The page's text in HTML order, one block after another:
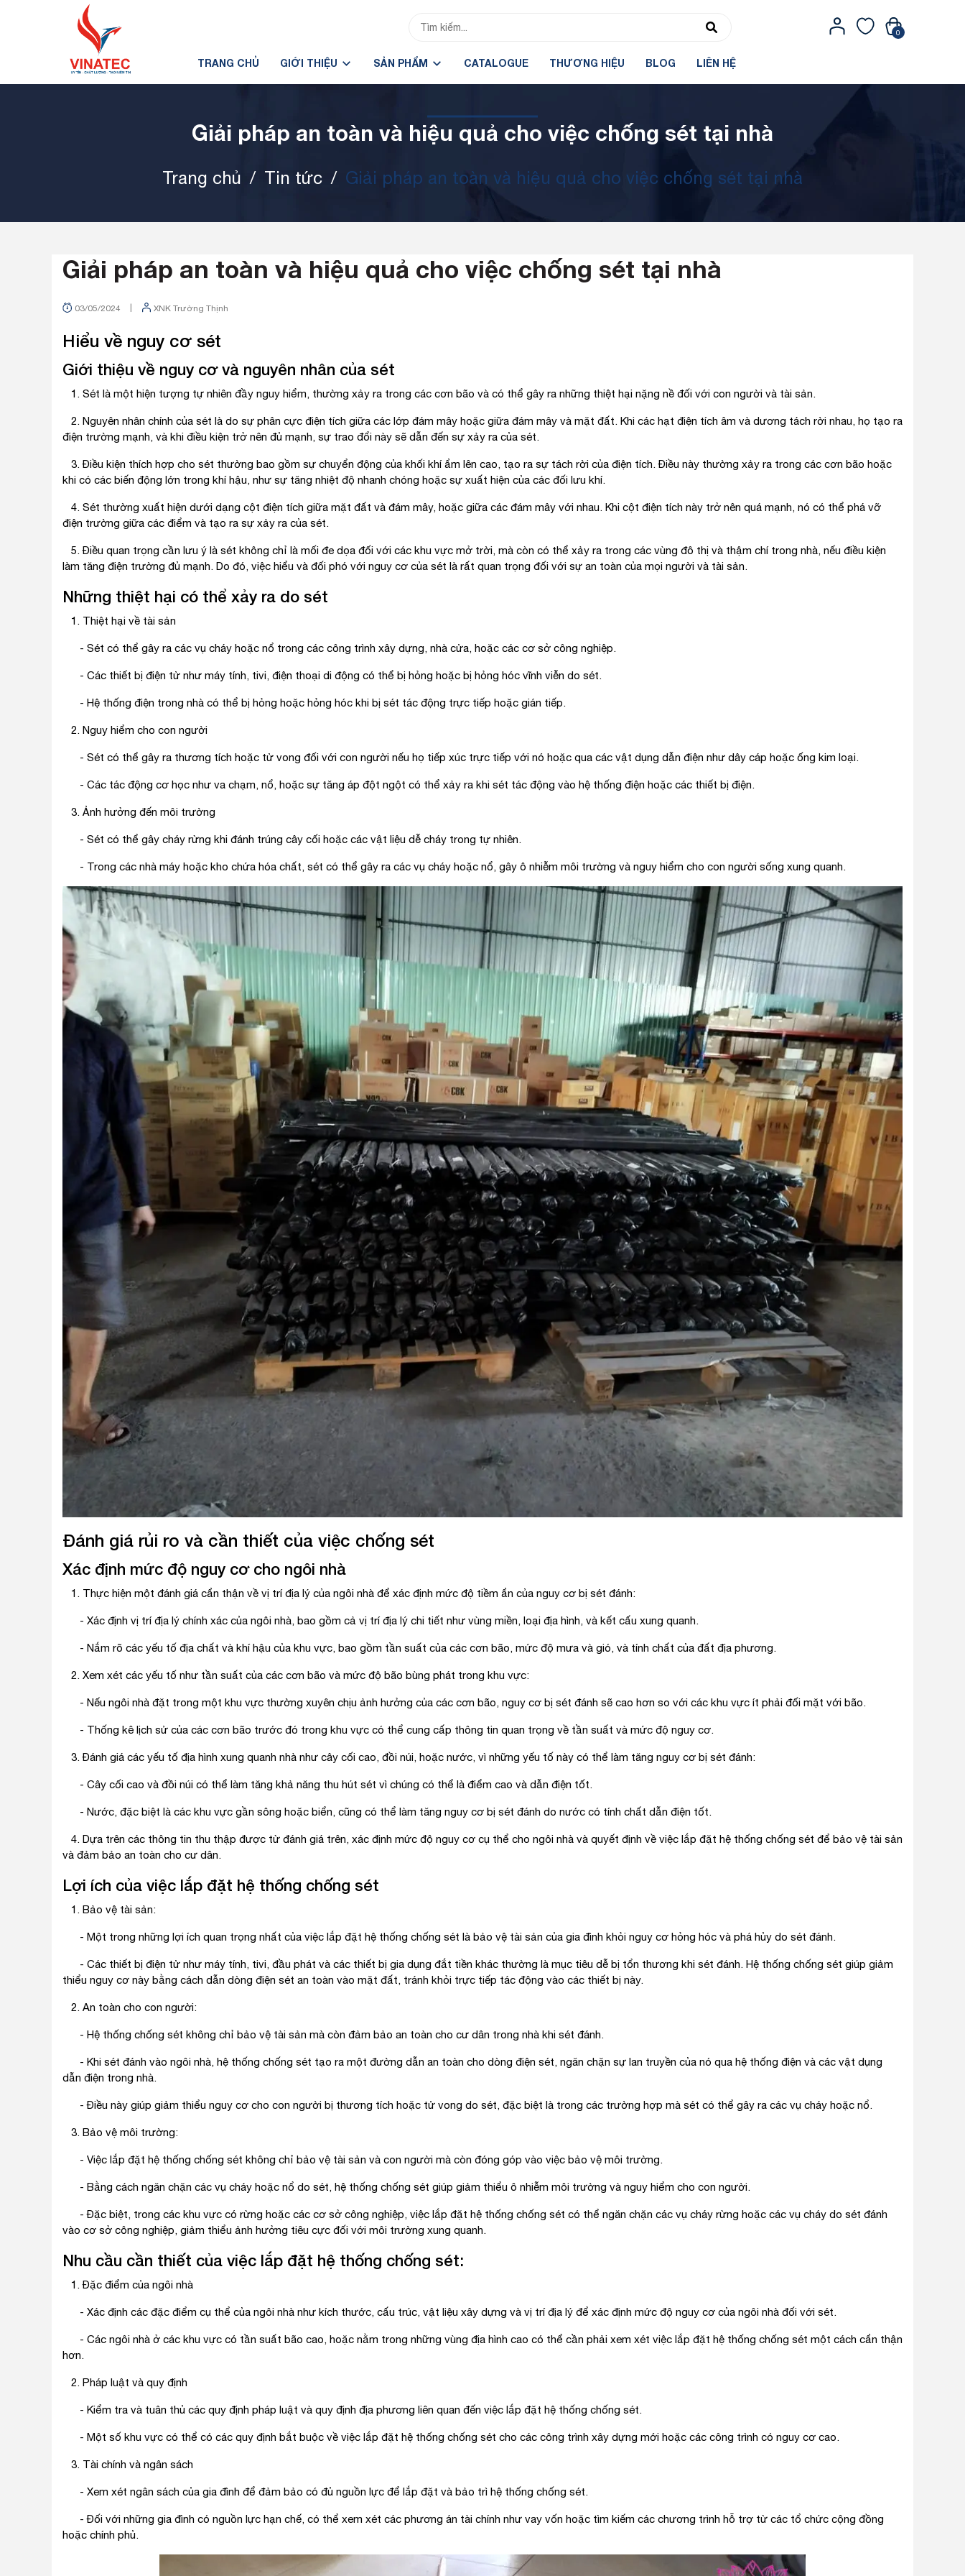
0
TRANG CHỦ GIỚI THIỆU SẢN PHẨM CATALOGUE THƯƠNG HIỆU BLOG LIÊN HỆ
Giải pháp an toàn và hiệu quả cho việc chống sét tại nhà
Trang chủ / Tin tức / Giải pháp an toàn và hiệu quả cho việc chống sét tại nhà
Giải pháp an toàn và hiệu quả cho việc chống sét tại nhà
03/05/2024 XNK Trường Thịnh
Hiểu về nguy cơ sét
Giới thiệu về nguy cơ và nguyên nhân của sét
1. Sét là một hiện tượng tự nhiên đầy nguy hiểm, thường xảy ra trong các cơn bão và có thể gây ra những thiệt hại nặng nề đối với con người và tài sản.
2. Nguyên nhân chính của sét là do sự phân cực điện tích giữa các lớp đám mây hoặc giữa đám mây và mặt đất. Khi các hạt điện tích âm và dương tách rời nhau, họ tạo ra
điện trường mạnh, và khi điều kiện trở nên đủ mạnh, sự trao đổi này sẽ dẫn đến sự xảy ra của sét.
3. Điều kiện thích hợp cho sét thường bao gồm sự chuyển động của khối khí ẩm lên cao, tạo ra sự tách rời của điện tích. Điều này thường xảy ra trong các cơn bão hoặc
khi có các biến động lớn trong khí hậu, như sự tăng nhiệt độ nhanh chóng hoặc sự xuất hiện của các đối lưu khí.
4. Sét thường xuất hiện dưới dạng cột điện tích giữa mặt đất và đám mây, hoặc giữa các đám mây với nhau. Khi cột điện tích này trở nên quá mạnh, nó có thể phá vỡ
điện trường giữa các điểm và tạo ra sự xảy ra của sét.
5. Điều quan trọng cần lưu ý là sét không chỉ là mối đe dọa đối với các khu vực mở trời, mà còn có thể xảy ra trong các vùng đô thị và thậm chí trong nhà, nếu điều kiện
làm tăng điện trường đủ mạnh. Do đó, việc hiểu và đối phó với nguy cơ của sét là rất quan trọng đối với sự an toàn của mọi người và tài sản.
Những thiệt hại có thể xảy ra do sét
1. Thiệt hại về tài sản
- Sét có thể gây ra các vụ cháy hoặc nổ trong các công trình xây dựng, nhà cửa, hoặc các cơ sở công nghiệp.
- Các thiết bị điện tử như máy tính, tivi, điện thoại di động có thể bị hỏng hoặc bị hỏng hóc vĩnh viễn do sét.
- Hệ thống điện trong nhà có thể bị hỏng hoặc hỏng hóc khi bị sét tác động trực tiếp hoặc gián tiếp.
2. Nguy hiểm cho con người
- Sét có thể gây ra thương tích hoặc tử vong đối với con người nếu họ tiếp xúc trực tiếp với nó hoặc qua các vật dụng dẫn điện như dây cáp hoặc ống kim loại.
- Các tác động cơ học như va chạm, nổ, hoặc sự tăng áp đột ngột có thể xảy ra khi sét tác động vào hệ thống điện hoặc các thiết bị điện.
3. Ảnh hưởng đến môi trường
- Sét có thể gây cháy rừng khi đánh trúng cây cối hoặc các vật liệu dễ cháy trong tự nhiên.
- Trong các nhà máy hoặc kho chứa hóa chất, sét có thể gây ra các vụ cháy hoặc nổ, gây ô nhiễm môi trường và nguy hiểm cho con người sống xung quanh.
Đánh giá rủi ro và cần thiết của việc chống sét
Xác định mức độ nguy cơ cho ngôi nhà
1. Thực hiện một đánh giá cẩn thận về vị trí địa lý của ngôi nhà để xác định mức độ tiềm ẩn của nguy cơ bị sét đánh:
- Xác định vị trí địa lý chính xác của ngôi nhà, bao gồm cả vị trí địa lý chi tiết như vùng miền, loại địa hình, và kết cấu xung quanh.
- Nắm rõ các yếu tố địa chất và khí hậu của khu vực, bao gồm tần suất của các cơn bão, mức độ mưa và gió, và tính chất của đất địa phương.
2. Xem xét các yếu tố như tần suất của các cơn bão và mức độ bão bùng phát trong khu vực:
- Nếu ngôi nhà đặt trong một khu vực thường xuyên chịu ảnh hưởng của các cơn bão, nguy cơ bị sét đánh sẽ cao hơn so với các khu vực ít phải đối mặt với bão.
- Thống kê lịch sử của các cơn bão trước đó trong khu vực có thể cung cấp thông tin quan trọng về tần suất và mức độ nguy cơ.
3. Đánh giá các yếu tố địa hình xung quanh nhà như cây cối cao, đồi núi, hoặc nước, vì những yếu tố này có thể làm tăng nguy cơ bị sét đánh:
- Cây cối cao và đồi núi có thể làm tăng khả năng thu hút sét vì chúng có thể là điểm cao và dẫn điện tốt.
- Nước, đặc biệt là các khu vực gần sông hoặc biển, cũng có thể làm tăng nguy cơ bị sét đánh do nước có tính chất dẫn điện tốt.
4. Dựa trên các thông tin thu thập được từ đánh giá trên, xác định mức độ nguy cơ cụ thể cho ngôi nhà và quyết định về việc lắp đặt hệ thống chống sét để bảo vệ tài sản
và đảm bảo an toàn cho cư dân.
Lợi ích của việc lắp đặt hệ thống chống sét
1. Bảo vệ tài sản:
- Một trong những lợi ích quan trọng nhất của việc lắp đặt hệ thống chống sét là bảo vệ tài sản của gia đình khỏi nguy cơ hỏng hóc và phá hủy do sét đánh.
- Các thiết bị điện tử như máy tính, tivi, đầu phát và các thiết bị gia dụng đắt tiền khác thường là mục tiêu dễ bị tổn thương khi sét đánh. Hệ thống chống sét giúp giảm
thiểu nguy cơ này bằng cách dẫn dòng điện sét an toàn vào mặt đất, tránh khỏi trực tiếp tác động vào các thiết bị này.
2. An toàn cho con người:
- Hệ thống chống sét không chỉ bảo vệ tài sản mà còn đảm bảo an toàn cho cư dân trong nhà khi sét đánh.
- Khi sét đánh vào ngôi nhà, hệ thống chống sét tạo ra một đường dẫn an toàn cho dòng điện sét, ngăn chặn sự lan truyền của nó qua hệ thống điện và các vật dụng
dẫn điện trong nhà.
- Điều này giúp giảm thiểu nguy cơ cho con người bị thương tích hoặc tử vong do sét, đặc biệt là trong các trường hợp mà sét có thể gây ra các vụ cháy hoặc nổ.
3. Bảo vệ môi trường:
- Việc lắp đặt hệ thống chống sét không chỉ bảo vệ tài sản và con người mà còn đóng góp vào việc bảo vệ môi trường.
- Bằng cách ngăn chặn các vụ cháy hoặc nổ do sét, hệ thống chống sét giúp giảm thiểu ô nhiễm môi trường và nguy hiểm cho con người.
- Đặc biệt, trong các khu vực có rừng hoặc các cơ sở công nghiệp, việc lắp đặt hệ thống chống sét có thể ngăn chặn các vụ cháy rừng hoặc các vụ cháy do sét đánh
vào cơ sở công nghiệp, giảm thiểu ảnh hưởng tiêu cực đối với môi trường xung quanh.
Nhu cầu cần thiết của việc lắp đặt hệ thống chống sét:
1. Đặc điểm của ngôi nhà
- Xác định các đặc điểm cụ thể của ngôi nhà như kích thước, cấu trúc, vật liệu xây dựng và vị trí địa lý để xác định mức độ nguy cơ của ngôi nhà đối với sét.
- Các ngôi nhà ở các khu vực có tần suất bão cao, hoặc nằm trong những vùng địa hình cao có thể cần phải xem xét việc lắp đặt hệ thống chống sét một cách cẩn thận
hơn.
2. Pháp luật và quy định
- Kiểm tra và tuân thủ các quy định pháp luật và quy định địa phương liên quan đến việc lắp đặt hệ thống chống sét.
- Một số khu vực có thể có các quy định bắt buộc về việc lắp đặt hệ thống chống sét cho các công trình xây dựng mới hoặc các công trình có nguy cơ cao.
3. Tài chính và ngân sách
- Xem xét ngân sách của gia đình để đảm bảo có đủ nguồn lực để lắp đặt và bảo trì hệ thống chống sét.
- Đối với những gia đình có nguồn lực hạn chế, có thể xem xét các phương án tài chính như vay vốn hoặc tìm kiếm các chương trình hỗ trợ từ các tổ chức cộng đồng
hoặc chính phủ.